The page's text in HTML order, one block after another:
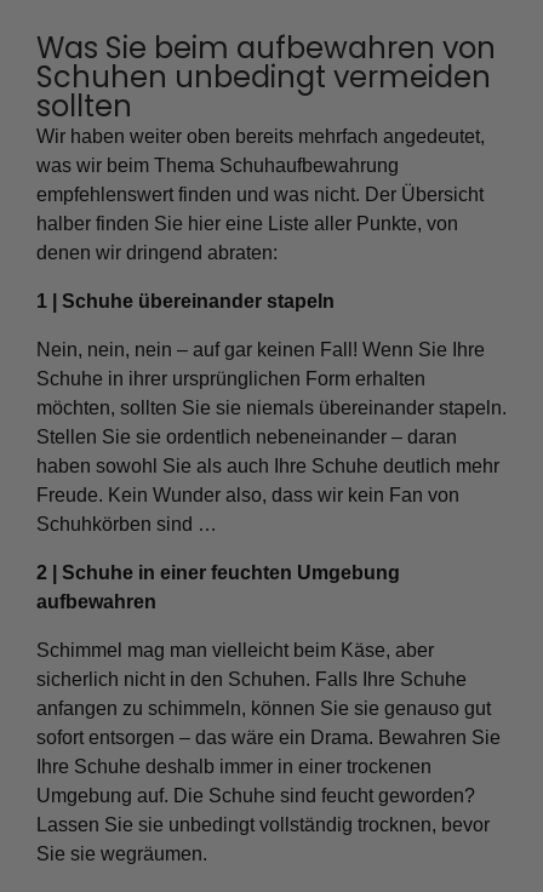
Was Sie beim aufbewahren von
Schuhen unbedingt vermeiden
sollten
Wir haben weiter oben bereits mehrfach angedeutet,
was wir beim Thema Schuhaufbewahrung
empfehlenswert finden und was nicht. Der Übersicht
halber finden Sie hier eine Liste aller Punkte, von
denen wir dringend abraten:
1 | Schuhe übereinander stapeln
Nein, nein, nein – auf gar keinen Fall! Wenn Sie Ihre
Schuhe in ihrer ursprünglichen Form erhalten
möchten, sollten Sie sie niemals übereinander stapeln.
Stellen Sie sie ordentlich nebeneinander – daran
haben sowohl Sie als auch Ihre Schuhe deutlich mehr
Freude. Kein Wunder also, dass wir kein Fan von
Schuhkörben sind …
2 | Schuhe in einer feuchten Umgebung
aufbewahren
Schimmel mag man vielleicht beim Käse, aber
sicherlich nicht in den Schuhen. Falls Ihre Schuhe
anfangen zu schimmeln, können Sie sie genauso gut
sofort entsorgen – das wäre ein Drama. Bewahren Sie
Ihre Schuhe deshalb immer in einer trockenen
Umgebung auf. Die Schuhe sind feucht geworden?
Lassen Sie sie unbedingt vollständig trocknen, bevor
Sie sie wegräumen.